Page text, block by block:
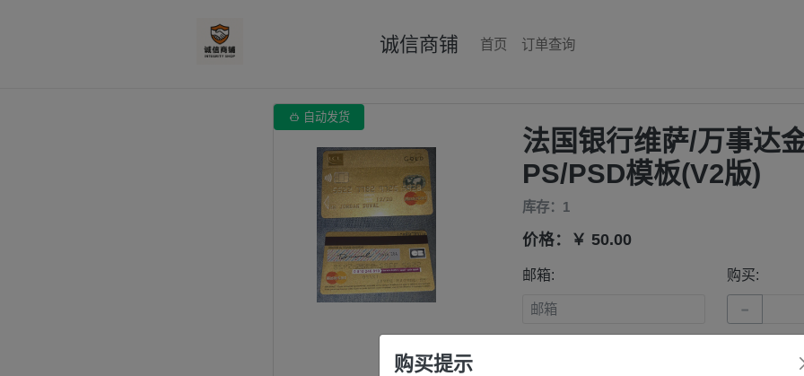
诚信商铺 首页 订单查询
 自动发货
法国银行维萨/万事达
PS/PSD模板(V2版)
库存：1
价格：￥ 50.00
邮箱: 购买:
−
购买提示